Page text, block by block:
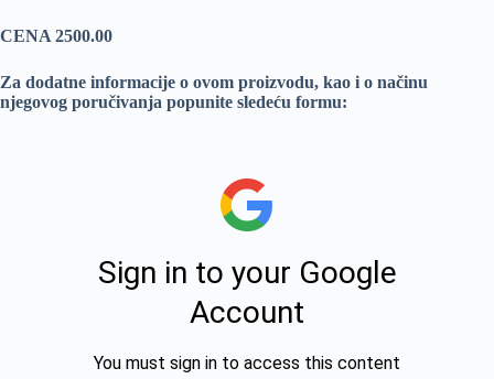
CENA 2500.00
Za dodatne informacije o ovom proizvodu, kao i o načinu
njegovog poručivanja popunite sledeću formu: